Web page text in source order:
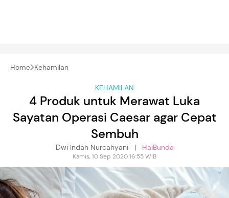
Home Kehamilan
KEHAMILAN
4 Produk untuk Merawat Luka
Sayatan Operasi Caesar agar Cepat
Sembuh
Dwi Indah Nurcahyani | HaiBunda
Kamis, 10 Sep 2020 16:55 WIB